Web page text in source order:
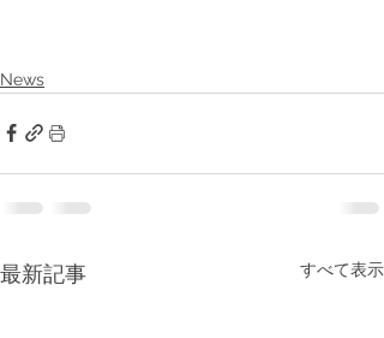
News
最新記事 すべて表示